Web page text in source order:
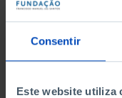
Consentir
Este website utiliza
DATA DE INÍCIO
DATA DE FIM